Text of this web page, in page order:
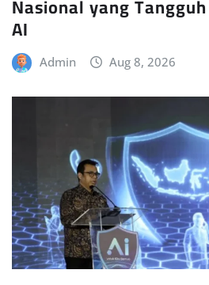
Nasional yang
AI
Admin Aug 8, 2026